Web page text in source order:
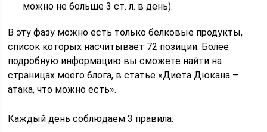
можно не больше 3 ст. л. в день).
В эту фазу можно есть только белковые продукты,
список которых насчитывает 72 позиции. Более
подробную информацию вы сможете найти на
страницах моего блога, в статье «Диета Дюкана –
атака, что можно есть».
Каждый день соблюдаем 3 правила: